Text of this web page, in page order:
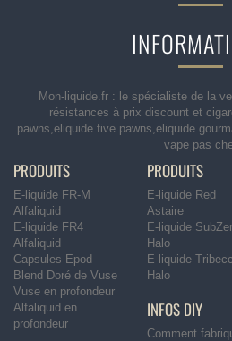
Mon-liquide.fr : le spécialiste de la
résistances à prix discount et
pawns,eliquide five pawns,eliquide
vape pas
PRODUITS
E-liquide FR-M
Alfaliquid
E-liquide FR4
Alfaliquid
Capsules Epod
Blend Doré de Vuse
Vuse en profondeur
Alfaliquid en
profondeur
PRODUITS
E-liquide Red
Astaire
E-liquide
Halo
E-liquide
Halo
INFOS DIY
Comment